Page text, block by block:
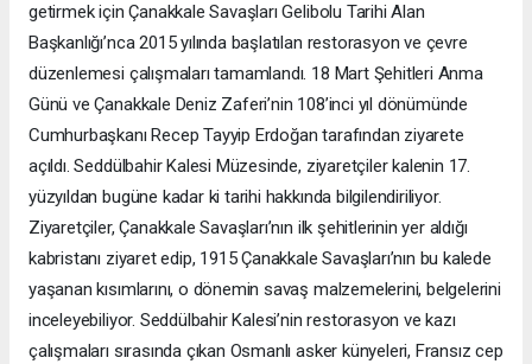
getirmek için Çanakkale Savaşları Gelibolu Tarihi Alan
Başkanlığı’nca 2015 yılında başlatılan restorasyon ve çevre
düzenlemesi çalışmaları tamamlandı. 18 Mart Şehitleri Anma
Günü ve Çanakkale Deniz Zaferi’nin 108’inci yıl dönümünde
Cumhurbaşkanı Recep Tayyip Erdoğan tarafından ziyarete
açıldı. Seddülbahir Kalesi Müzesinde, ziyaretçiler kalenin 17.
yüzyıldan bugüne kadar ki tarihi hakkında bilgilendiriliyor.
Ziyaretçiler, Çanakkale Savaşları’nın ilk şehitlerinin yer aldığı
kabristanı ziyaret edip, 1915 Çanakkale Savaşları’nın bu kalede
yaşanan kısımlarını, o dönemin savaş malzemelerini, belgelerini
inceleyebiliyor. Seddülbahir Kalesi’nin restorasyon ve kazı
çalışmaları sırasında çıkan Osmanlı asker künyeleri, Fransız cep